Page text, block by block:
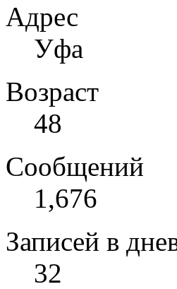
Адрес
Уфа
Возраст
48
Сообщений
1,676
Записей в
32